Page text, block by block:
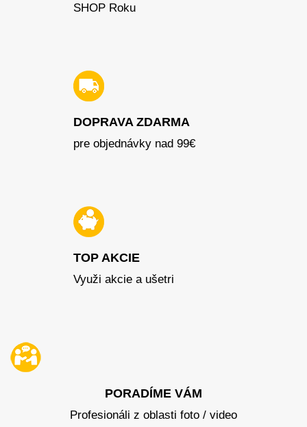
SHOP Roku
DOPRAVA ZDARMA
pre objednávky nad 99€
TOP AKCIE
Využi akcie a ušetri
PORADÍME VÁM
Profesionáli z oblasti foto / video